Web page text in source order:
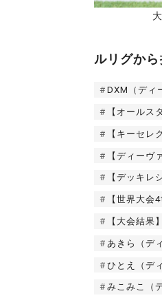
ルリグか
DXM（ディ
【オールス
【キーセレ
【ディーヴ
【デッキレ
【世界大会
【大会結果】
あきら（デ
ひとえ（デ
みこみこ（